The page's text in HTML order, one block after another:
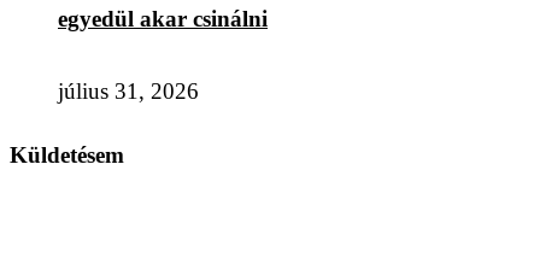
egyedül akar csinálni
július 31, 2026
Küldetésem